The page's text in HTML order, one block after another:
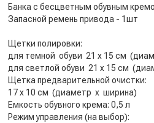
Банка с бесцветным обувным
Запасной ремень привода - 1шт
Щетки полировки:
для темной обуви 21 х 15 см
для светлой обуви 21 х 15 см
Щетка предварительной очистки:
17 х 10 см (диаметр х ширина)
Емкость обувного крема: 0,5 л
Режим управления (на выбор):